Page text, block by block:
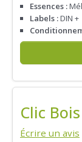
Essences :
Labels :DIN +
Clic Bois
Écrire un avis